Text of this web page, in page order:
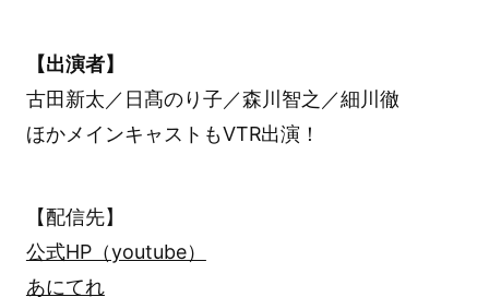
【出演者】
古田新太／日髙のり子／森川智之／細川徹
ほかメインキャストもVTR出演！
【配信先】
公式HP（youtube）
あにてれ